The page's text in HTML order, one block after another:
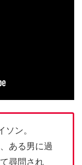
ン。
ある男に過
尋問され